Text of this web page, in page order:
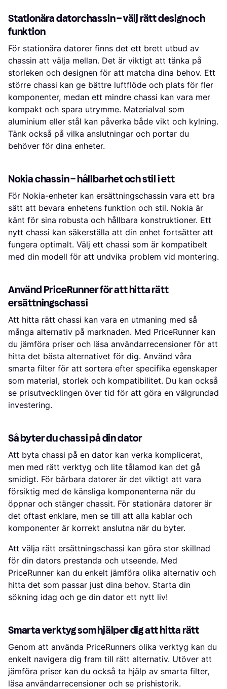
Stationära datorchassin – välj rätt design och
funktion
För stationära datorer finns det ett brett utbud av
chassin att välja mellan. Det är viktigt att tänka på
storleken och designen för att matcha dina behov. Ett
större chassi kan ge bättre luftflöde och plats för fler
komponenter, medan ett mindre chassi kan vara mer
kompakt och spara utrymme. Materialval som
aluminium eller stål kan påverka både vikt och kylning.
Tänk också på vilka anslutningar och portar du
behöver för dina enheter.
Nokia chassin – hållbarhet och stil i ett
För Nokia-enheter kan ersättningschassin vara ett bra
sätt att bevara enhetens funktion och stil. Nokia är
känt för sina robusta och hållbara konstruktioner. Ett
nytt chassi kan säkerställa att din enhet fortsätter att
fungera optimalt. Välj ett chassi som är kompatibelt
med din modell för att undvika problem vid montering.
Använd PriceRunner för att hitta rätt
ersättningschassi
Att hitta rätt chassi kan vara en utmaning med så
många alternativ på marknaden. Med PriceRunner kan
du jämföra priser och läsa användarrecensioner för att
hitta det bästa alternativet för dig. Använd våra
smarta filter för att sortera efter specifika egenskaper
som material, storlek och kompatibilitet. Du kan också
se prisutvecklingen över tid för att göra en välgrundad
investering.
Så byter du chassi på din dator
Att byta chassi på en dator kan verka komplicerat,
men med rätt verktyg och lite tålamod kan det gå
smidigt. För bärbara datorer är det viktigt att vara
försiktig med de känsliga komponenterna när du
öppnar och stänger chassit. För stationära datorer är
det oftast enklare, men se till att alla kablar och
komponenter är korrekt anslutna när du byter.
Att välja rätt ersättningschassi kan göra stor skillnad
för din dators prestanda och utseende. Med
PriceRunner kan du enkelt jämföra olika alternativ och
hitta det som passar just dina behov. Starta din
sökning idag och ge din dator ett nytt liv!
Smarta verktyg som hjälper dig att hitta rätt
Genom att använda PriceRunners olika verktyg kan du
enkelt navigera dig fram till rätt alternativ. Utöver att
jämföra priser kan du också ta hjälp av smarta filter,
läsa användarrecensioner och se prishistorik.